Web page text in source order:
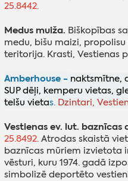
25.8442.
Medus muiža. Biškopības
medu, bišu maizi,
teritorija. Krasti, Vestienas
Amberhouse - naktsmītne,
SUP dēļi, kemperu vietas,
telšu vietas. Dzintari,
Vestienas ev. lut. baznīcas
25.8492.Atrodas skaistā
baznīcas mūriem izvietota
vēsturi, kuru 1974. gadā
simbolizē deportēto